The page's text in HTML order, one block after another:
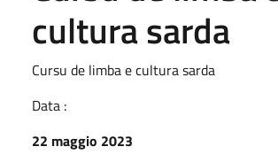
cultura sarda
Cursu de limba e cultura sarda
Data :
22 maggio 2023